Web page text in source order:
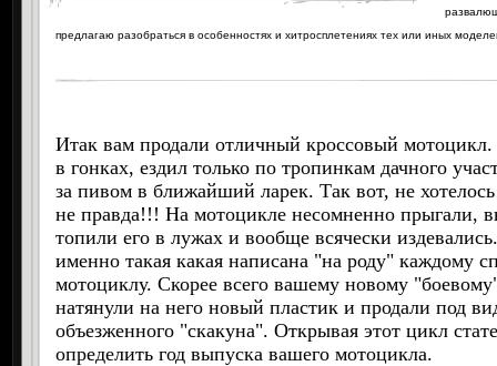
предлагаю разобраться в особенностях и хитросплетениях тех или иных
Итак вам продали отличный кроссовый
в гонках, ездил только по тропинкам дачного
за пивом в ближайший ларек. Так вот, не
не правда!!! На мотоцикле несомненно прыгали,
топили его в лужах и вообще всячески
именно такая какая написана "на роду" каждому
мотоциклу. Скорее всего вашему новому
натянули на него новый пластик и продали под
объезженного "скакуна". Открывая этот цикл
определить год выпуска вашего мотоцикла.